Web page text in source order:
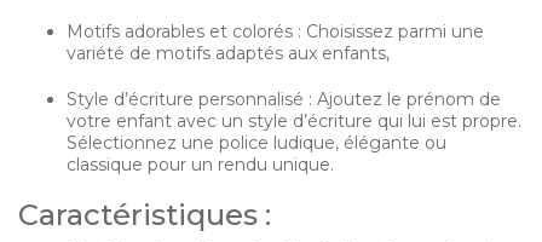
Motifs adorables et colorés : Choisissez parmi une
variété de motifs adaptés aux enfants,
Style d’écriture personnalisé : Ajoutez le prénom de
votre enfant avec un style d’écriture qui lui est propre.
Sélectionnez une police ludique, élégante ou
classique pour un rendu unique.
Caractéristiques :